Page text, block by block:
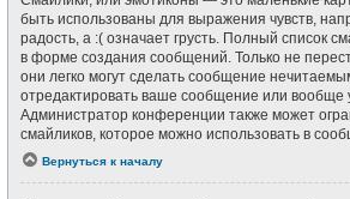
быть использованы для выражения чувств,
радость, а :( означает грусть. Полный список
в форме создания сообщений. Только не
они легко могут сделать сообщение
отредактировать ваше сообщение или вообще
Администратор конференции также может
смайликов, которое можно использовать в
Вернуться к началу